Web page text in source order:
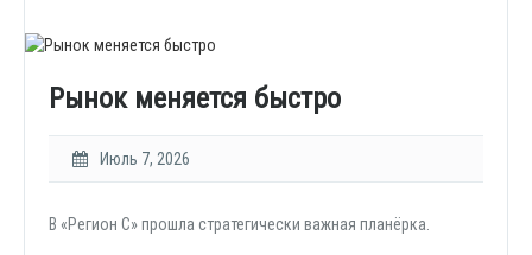
Рынок меняется быстро
Июль 7, 2026
В «Регион С» прошла стратегически важная планёрка.